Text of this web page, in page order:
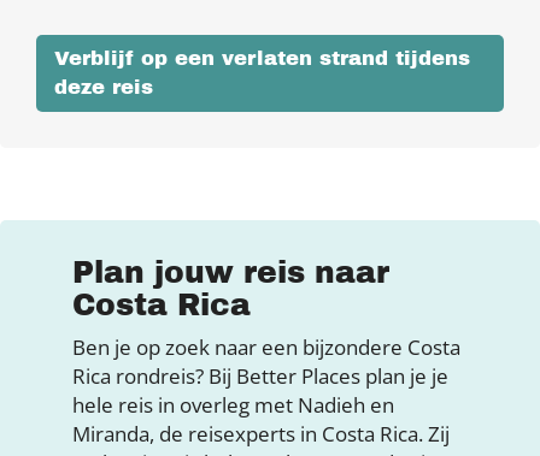
Verblijf op een verlaten strand tijdens
deze reis
Plan jouw reis naar
Costa Rica
Ben je op zoek naar een bijzondere Costa
Rica rondreis? Bij Better Places plan je je
hele reis in overleg met Nadieh en
Miranda, de reisexperts in Costa Rica. Zij